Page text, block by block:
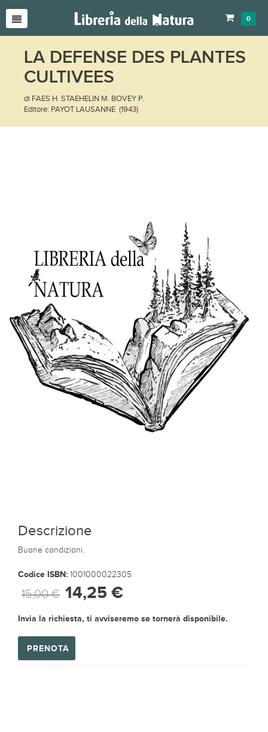
0
LA DEFENSE DES PLANTES
CULTIVEES
di FAES H. STAEHELIN M. BOVEY P.
Editore: PAYOT LAUSANNE (1943)
Descrizione
Buone condizioni.
Codice ISBN: 1001000022305
15,00 € 14,25 €
Invia la richiesta, ti avviseremo se tornerà disponibile.
PRENOTA